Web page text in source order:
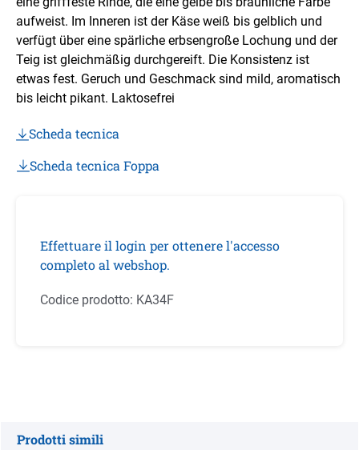
aufweist. Im Inneren ist der Käse weiß bis gelblich und
verfügt über eine spärliche erbsengroße Lochung und der
Teig ist gleichmäßig durchgereift. Die Konsistenz ist
etwas fest. Geruch und Geschmack sind mild, aromatisch
bis leicht pikant. Laktosefrei
Scheda tecnica
Scheda tecnica Foppa
Effettuare il login per ottenere l'accesso
completo al webshop.
Codice prodotto: KA34F
Prodotti simili